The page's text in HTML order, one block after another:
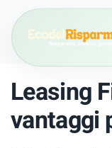
Passa al
Leasing
vantaggi